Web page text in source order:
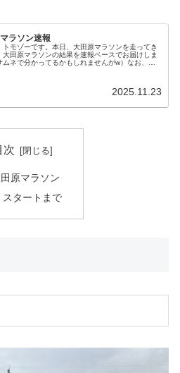
ラソン速報
トモゾーです。本日、大田原マラソンを走ってき
大田原マラソンの結果を速報ベースでお届けしま
ムネで分かってるかもしれませんがw）なお、大
2025.11.23
次
原マラソン
スタートまで